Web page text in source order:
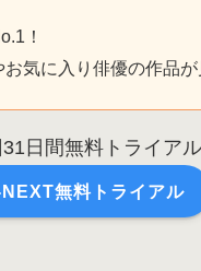
！
気に入り俳優の作品が
日間無料トライア
無料トライアル